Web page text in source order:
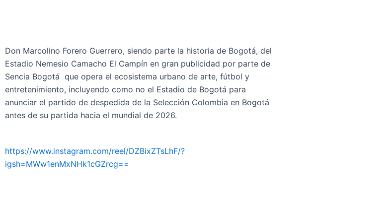
Don Marcolino Forero Guerrero, siendo parte la historia de Bogotá, del
Estadio Nemesio Camacho El Campín en gran publicidad por parte de
Sencia Bogotá que opera el ecosistema urbano de arte, fútbol y
entretenimiento, incluyendo como no el Estadio de Bogotá para
anunciar el partido de despedida de la Selección Colombia en Bogotá
antes de su partida hacia el mundial de 2026.
https://www.instagram.com/reel/DZBixZTsLhF/?
igsh=MWw1enMxNHk1cGZrcg==